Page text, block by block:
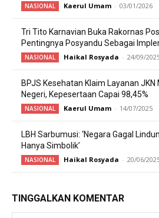
NASIONAL Kaerul Umam - 03/01/2026
Tri Tito Karnavian Buka Rakornas
Pentingnya Posyandu Sebagai
NASIONAL Haikal Rosyada - 24/09/
BPJS Kesehatan Klaim Layanan
Negeri, Kepesertaan Capai 98,45%
NASIONAL Kaerul Umam - 14/07/2025
LBH Sarbumusi: ‘Negara Gagal
Hanya Simbolik’
NASIONAL Haikal Rosyada - 20/06/
TINGGALKAN KOMENTAR